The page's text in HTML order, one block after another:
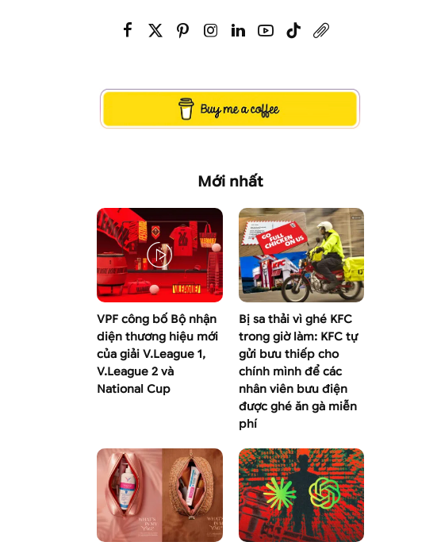
Mới nhất
VPF công bố Bộ nhận
diện thương hiệu mới
của giải V.League 1,
V.League 2 và
National Cup
Bị sa thải vì ghé KFC
trong giờ làm: KFC tự
gửi bưu thiếp cho
chính mình để các
nhân viên bưu điện
được ghé ăn gà miễn
phí